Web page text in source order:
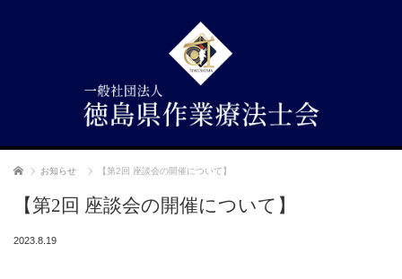
ホーム お知らせ 【第2回 座談会の開催について】
【第2回 座談会の開催について】
2023.8.19